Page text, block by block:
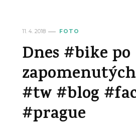
11. 4. 2018 FOTO
Dnes #bike po
#tw #blog
#prague